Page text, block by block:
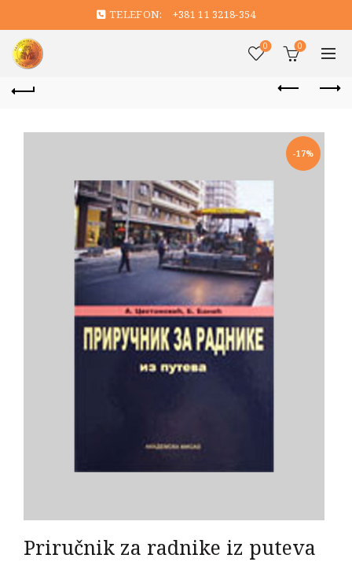
TELEFON: +381 11 3218-354
0 0
-17%
Priručnik za radnike iz puteva